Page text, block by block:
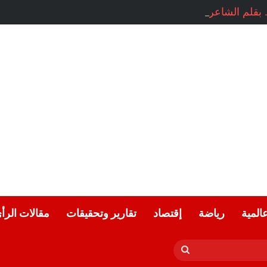
الشاعرة السورية: هيام الملوحي
رياضة إقتصاد تقارير وتحقيقات مقالات
بحث